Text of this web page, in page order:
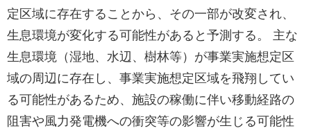
定区域に存在することから、その一部が改変され、
生息環境が変化する可能性があると予測する。 主な
生息環境（湿地、水辺、樹林等）が事業実施想定区
域の周辺に存在し、事業実施想定区域を飛翔してい
る可能性があるため、施設の稼働に伴い移動経路の
阻害や風力発電機への衝突等の影響が生じる可能性